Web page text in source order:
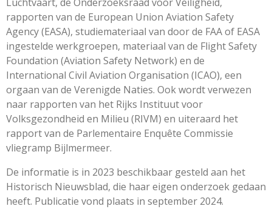
rapporten van de European Union Aviation Safety
Agency (EASA), studiemateriaal van door de FAA of EASA
ingestelde werkgroepen, materiaal van de Flight Safety
Foundation (Aviation Safety Network) en de
International Civil Aviation Organisation (ICAO), een
orgaan van de Verenigde Naties. Ook wordt verwezen
naar rapporten van het Rijks Instituut voor
Volksgezondheid en Milieu (RIVM) en uiteraard het
rapport van de Parlementaire Enquête Commissie
vliegramp Bijlmermeer.
De informatie is in 2023 beschikbaar gesteld aan het
Historisch Nieuwsblad, die haar eigen onderzoek gedaan
heeft. Publicatie vond plaats in september 2024.